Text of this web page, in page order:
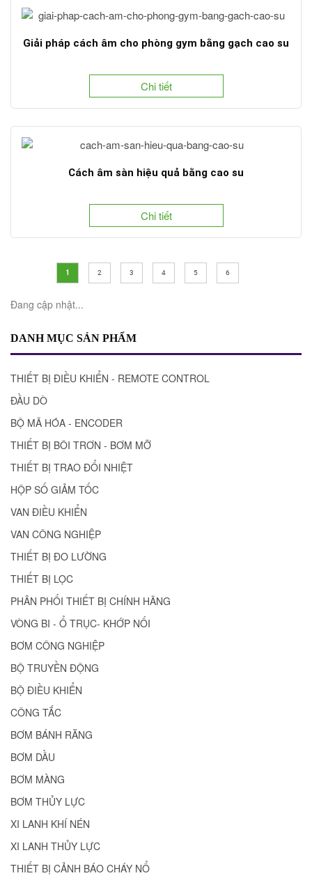
Giải pháp cách âm cho phòng gym bằng gạch cao su
Chi tiết
Cách âm sàn hiệu quả bằng cao su
Chi tiết
1 2 3 4 5 6
Đang cập nhật...
DANH MỤC SẢN PHẨM
THIẾT BỊ ĐIỀU KHIỂN - REMOTE CONTROL
ĐẦU DÒ
BỘ MÃ HÓA - ENCODER
THIẾT BỊ BÔI TRƠN - BƠM MỠ
THIẾT BỊ TRAO ĐỔI NHIỆT
HỘP SỐ GIẢM TỐC
VAN ĐIỀU KHIỂN
VAN CÔNG NGHIỆP
THIẾT BỊ ĐO LƯỜNG
THIẾT BỊ LỌC
PHÂN PHỐI THIẾT BỊ CHÍNH HÃNG
VÒNG BI - Ổ TRỤC- KHỚP NỐI
BƠM CÔNG NGHIỆP
BỘ TRUYỀN ĐỘNG
BỘ ĐIỀU KHIỂN
CÔNG TẮC
BƠM BÁNH RĂNG
BƠM DẦU
BƠM MÀNG
BƠM THỦY LỰC
XI LANH KHÍ NÉN
XI LANH THỦY LỰC
THIẾT BỊ CẢNH BÁO CHÁY NỔ